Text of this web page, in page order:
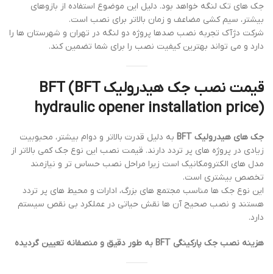
جک های تک لنگه خواهد بود. دلیل این موضوع استفاده از بازوهای
بیشتر، سیم کشی مضاعف و زمان بالاتر برای نصب است.
شرکت دژآک تجربه نصب صدها پروژه دو لنگه در تهران و شهرستان ها را
دارد و می تواند بهترین کیفیت نصب را برای شما تضمین کند.
قیمت نصب جک هیدرولیک BFT (BFT
hydraulic opener installation price)
جک های هیدرولیک BFT
به دلیل قدرت بالاتر و دوام بیشتر، محبوبیت
زیادی در پروژه های پر تردد دارند. قیمت نصب این نوع جک کمی بالاتر از
مدل های الکترومکانیک است زیرا مراحل نصب حساس تر و نیازمند
تخصص بیشتری است.
این نوع جک ها مناسب مجتمع های بزرگ، ادارات و محیط های پر تردد
هستند و نصب صحیح آن ها نقش حیاتی در عملکرد بی نقص سیستم
دارد.
هزینه نصب جک پارکینگی BFT به طور دقیق و منصفانه تعیین گردیده